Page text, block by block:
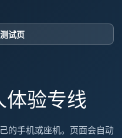
试页
验专线
的手机或座机。页面会自动